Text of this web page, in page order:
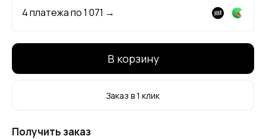
4 платежа по1 071 →
В корзину
Заказ в 1 клик
Получить заказ